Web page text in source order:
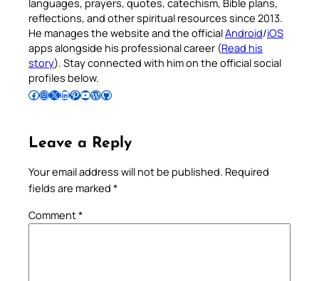
reflections, and other spiritual resources since 2013.
He manages the website and the officialAndroid/iOS
apps alongside his professional career (Read his
story). Stay connected with him on the official social
profiles below.
Follow Pradeep on Facebook Follow Pradeep on InstagramFollow Pradeep on X Follow Pradeep on LinkedIn Follow Pradeep on Pinterest Subscribe to Pradeep’s Youtube Channel Follow Pradeep on WordPress Follow Pradeep on GitHub
Leave a Reply
Your email address will not be published. Required
fields are marked *
Comment*